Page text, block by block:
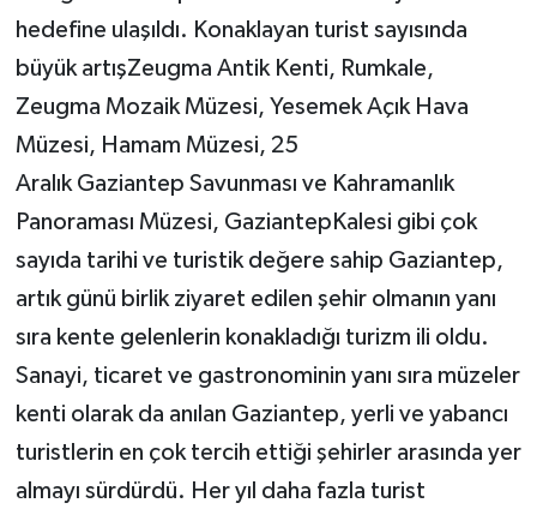
hedefine ulaşıldı. Konaklayan turist sayısında
büyük artışZeugma Antik Kenti, Rumkale,
Zeugma Mozaik Müzesi, Yesemek Açık Hava
Müzesi, Hamam Müzesi, 25
Aralık Gaziantep Savunması ve Kahramanlık
Panoraması Müzesi, GaziantepKalesi gibi çok
sayıda tarihi ve turistik değere sahip Gaziantep,
artık günü birlik ziyaret edilen şehir olmanın yanı
sıra kente gelenlerin konakladığı turizm ili oldu.
Sanayi, ticaret ve gastronominin yanı sıra müzeler
kenti olarak da anılan Gaziantep, yerli ve yabancı
turistlerin en çok tercih ettiği şehirler arasında yer
almayı sürdürdü. Her yıl daha fazla turist